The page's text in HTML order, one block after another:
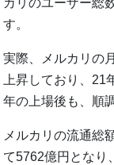
カリのユーザー総
す。
実際、メルカリの
上昇しており、
年の上場後も、順
メルカリの流通総
て5762億円となり